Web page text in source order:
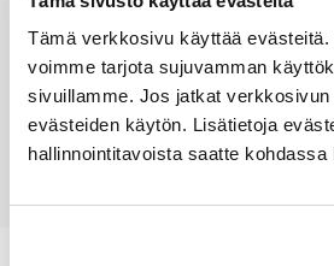
Tämä verkkosivu käyttää
voimme tarjota sujuvamman
sivuillamme. Jos jatkat
evästeiden käytön. Lisätietoja
hallinnointitavoista saatte